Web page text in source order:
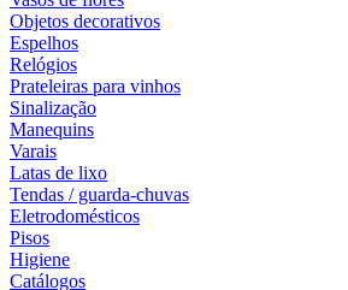
Objetos decorativos
Espelhos
Relógios
Prateleiras para vinhos
Sinalização
Manequins
Varais
Latas de lixo
Tendas / guarda-chuvas
Eletrodomésticos
Pisos
Higiene
Catálogos